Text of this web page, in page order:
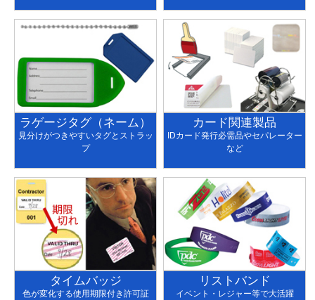
ラゲージタグ（ネーム）
見分けがつきやすいタグとストラッ
プ
カード関連製品
IDカード発行必需品やセパレーター
など
タイムバッジ
色が変化する使用期限付き許可証
リストバンド
イベント・レジャー等で大活躍